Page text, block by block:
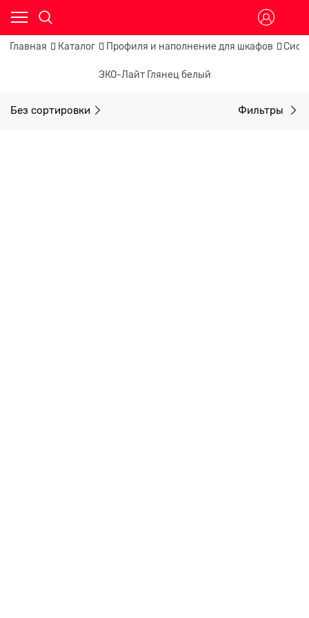
Главная Каталог Профиля и наполнение для шкафов
ЭКО-Лайт Глянец белый
Без сортировки Фильтры